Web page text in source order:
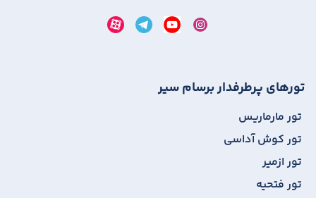
تورهای پرطرفدار برسام سیر
تور مارماریس
تور کوش آداسی
تور ازمیر
تور فتحیه